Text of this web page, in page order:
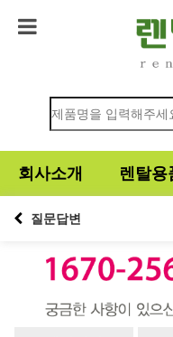
회사소개 렌탈용
질문답변